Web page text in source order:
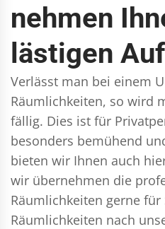
nehmen
lästigen
Verlässt man bei einem
Räumlichkeiten, so wird
fällig. Dies ist für
besonders bemühend
bieten wir Ihnen auch
wir übernehmen die
Räumlichkeiten gerne für
Räumlichkeiten nach